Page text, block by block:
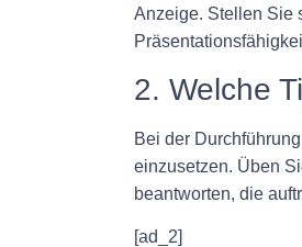
Anzeige. Stellen Sie
2. Welche
Bei der
einzusetzen. Üben
beantworten, die
[ad_2]